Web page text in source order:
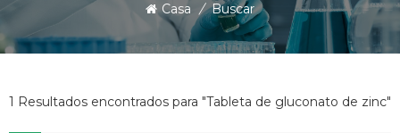
Casa / Buscar
1 Resultados encontrados para "Tableta de gluconato de zinc"